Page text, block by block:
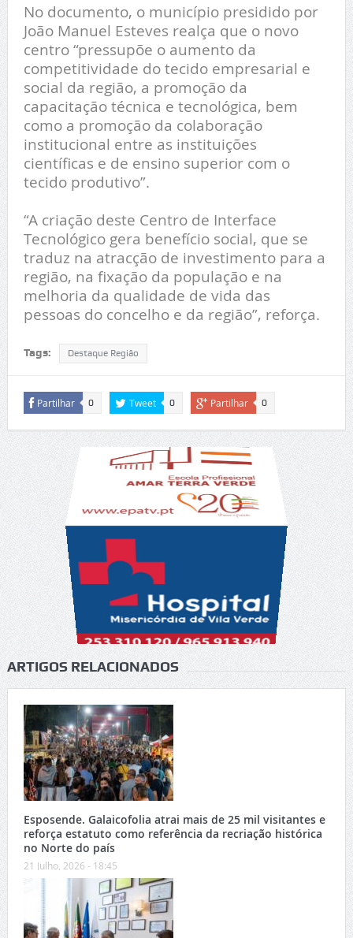
No documento, o município presidido por
João Manuel Esteves realça que o novo
centro “pressupõe o aumento da
competitividade do tecido empresarial e
social da região, a promoção da
capacitação técnica e tecnológica, bem
como a promoção da colaboração
institucional entre as instituições
científicas e de ensino superior com o
tecido produtivo”.
“A criação deste Centro de Interface
Tecnológico gera benefício social, que se
traduz na atracção de investimento para a
região, na fixação da população e na
melhoria da qualidade de vida das
pessoas do concelho e da região”, reforça.
Tags: Destaque Região
Partilhar 0 Tweet 0 Partilhar 0
ARTIGOS RELACIONADOS
Esposende. Galaicofolia atrai mais de 25 mil visitantes e
reforça estatuto como referência da recriação histórica
no Norte do país
21 Julho, 2026 - 18:45